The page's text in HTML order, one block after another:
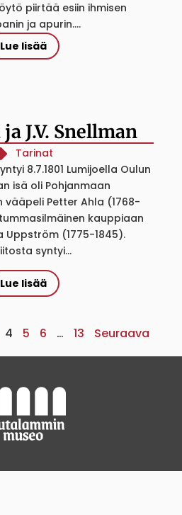
piirtää esiin ihmisen
ja apurin....
Lue lisää
J.V. Snellman
Tarinat
8.7.1801 Lumijoella Oulun
isä oli Pohjanmaan
vääpeli Petter Ahla (1768-
kauppiaan
Uppström (1775-1845).
syntyi...
Lue lisää
4 5 6 … 13 Seuraava